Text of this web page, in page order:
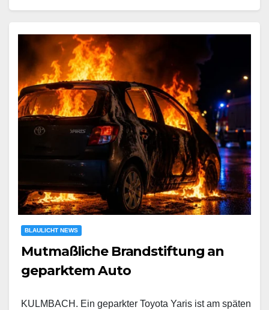
BLAULICHT NEWS
Mutmaßliche Brandstiftung an
geparktem Auto
KULMBACH. Ein geparkter Toyota Yaris ist am späten